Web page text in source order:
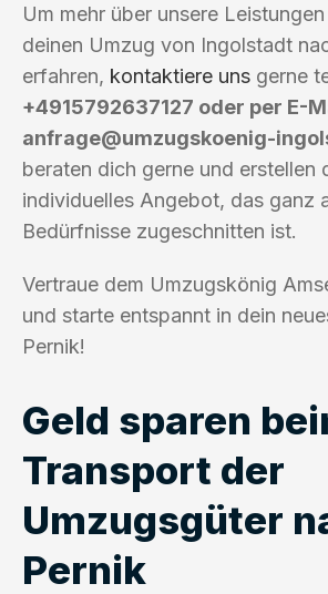
Um mehr über unsere
deinen Umzug von Ingolstadt
erfahren, kontaktiere uns gerne
+4915792637127 oder per E-
anfrage@umzugskoenig-
beraten dich gerne und erstellen
individuelles Angebot, das ganz
Bedürfnisse zugeschnitten ist.
Vertraue dem Umzugskönig
und starte entspannt in dein
Pernik!
Geld sparen
Transport der
Umzugsgüter
Pernik